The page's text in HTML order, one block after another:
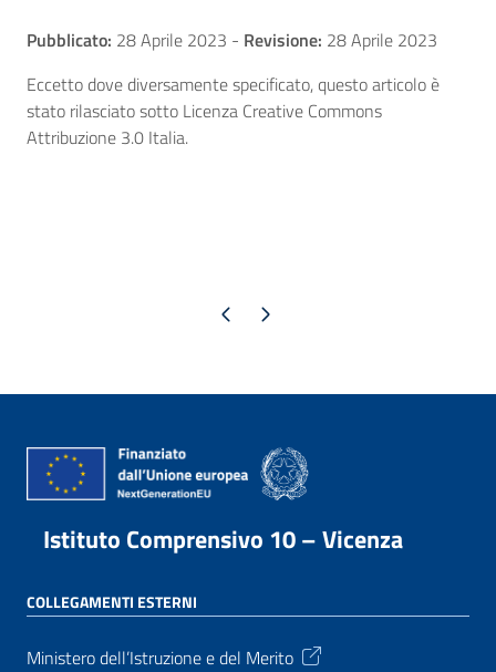
Pubblicato: 28 Aprile 2023 - Revisione: 28 Aprile 2023
Eccetto dove diversamente specificato, questo articolo è
stato rilasciato sotto Licenza Creative Commons
Attribuzione 3.0 Italia.
Pagina precedente
Pagina successiva
Istituto Comprensivo 10 – Vicenza
COLLEGAMENTI ESTERNI
Ministero dell’Istruzione e del Merito